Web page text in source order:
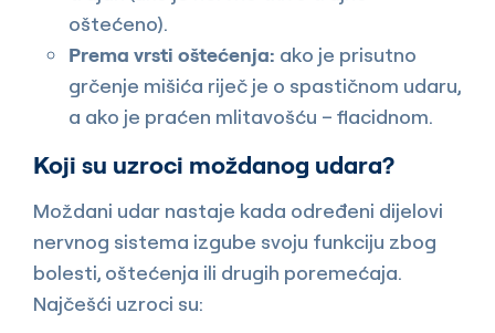
oštećeno).
Prema vrsti oštećenja: ako je prisutno
grčenje mišića riječ je o spastičnom udaru,
a ako je praćen mlitavošću – flacidnom.
Koji su uzroci moždanog udara?
Moždani udar nastaje kada određeni dijelovi
nervnog sistema izgube svoju funkciju zbog
bolesti, oštećenja ili drugih poremećaja.
Najčešći uzroci su: